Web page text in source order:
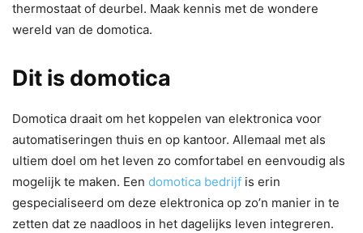
thermostaat of deurbel. Maak kennis met de wondere
wereld van de domotica.
Dit is domotica
Domotica draait om het koppelen van elektronica voor
automatiseringen thuis en op kantoor. Allemaal met als
ultiem doel om het leven zo comfortabel en eenvoudig als
mogelijk te maken. Een domotica bedrijf is erin
gespecialiseerd om deze elektronica op zo’n manier in te
zetten dat ze naadloos in het dagelijks leven integreren.